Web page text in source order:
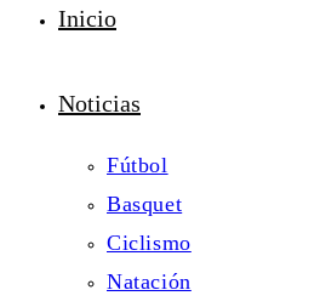
Inicio
Noticias
Fútbol
Basquet
Ciclismo
Natación